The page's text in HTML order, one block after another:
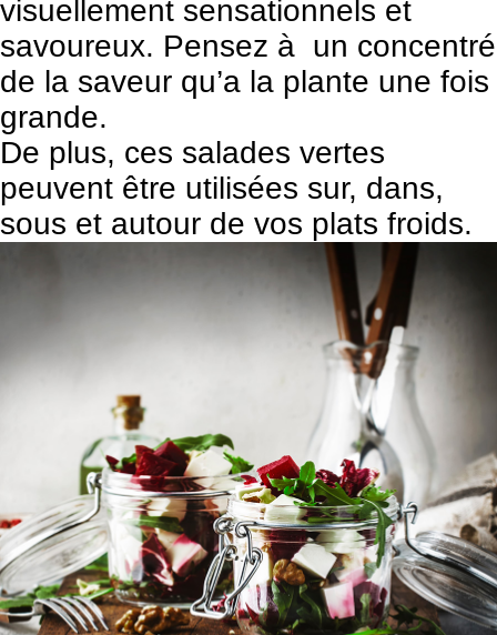
visuellement sensationnels et
savoureux. Pensez à un concentré
de la saveur qu’a la plante une fois
grande.
De plus, ces salades vertes
peuvent être utilisées sur, dans,
sous et autour de vos plats froids.